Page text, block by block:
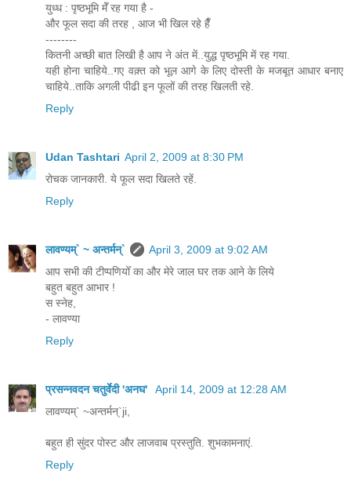
युध्ध : पृष्ठभूमि मेँ रह गया है -
और फूल सदा की तरह , आज भी खिल रहे हैँ
--------
कितनी अच्छी बात लिखी है आप ने अंत में..युद्ध पृष्ठभूमि में रह गया.
यही होना चाहिये..गए वक़्त को भूल आगे के लिए दोस्ती के मजबूत आधार बनाए
चाहिये..ताकि अगली पीढी इन फूलों की तरह खिलती रहे.
Reply
Udan Tashtari April 2, 2009 at 8:30 PM
रोचक जानकारी. ये फूल सदा खिलते रहें.
Reply
लावण्यम्` ~ अन्तर्मन्`
April 3, 2009 at 9:02 AM
आप सभी की टीप्पणियोँ का और मेरे जाल घर तक आने के लिये
बहुत बहुत आभार !
स स्नेह,
- लावण्या
Reply
प्रसन्नवदन चतुर्वेदी 'अनघ'
April 14, 2009 at 12:28 AM
लावण्यम्` ~अन्तर्मन्`ji,
बहुत ही सुंदर पोस्ट और लाजवाब प्रस्तुति. शुभकामनाएं.
Reply